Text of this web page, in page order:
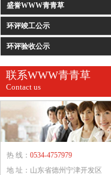
盛誉WWW青青草
环评竣工公示
环评验收公示
联系WWW青青草
Contact us
热 线： 0534-4757979
地 址：山东省德州宁津开发区